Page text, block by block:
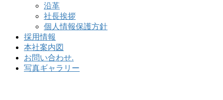
沿革
社長挨拶
個人情報保護方針
採用情報
本社案内図
お問い合わせ.
写真ギャラリー